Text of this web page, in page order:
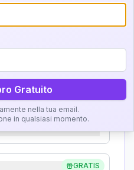
6
GRATIS
Gratuito
nella tua email.
in qualsiasi momento.